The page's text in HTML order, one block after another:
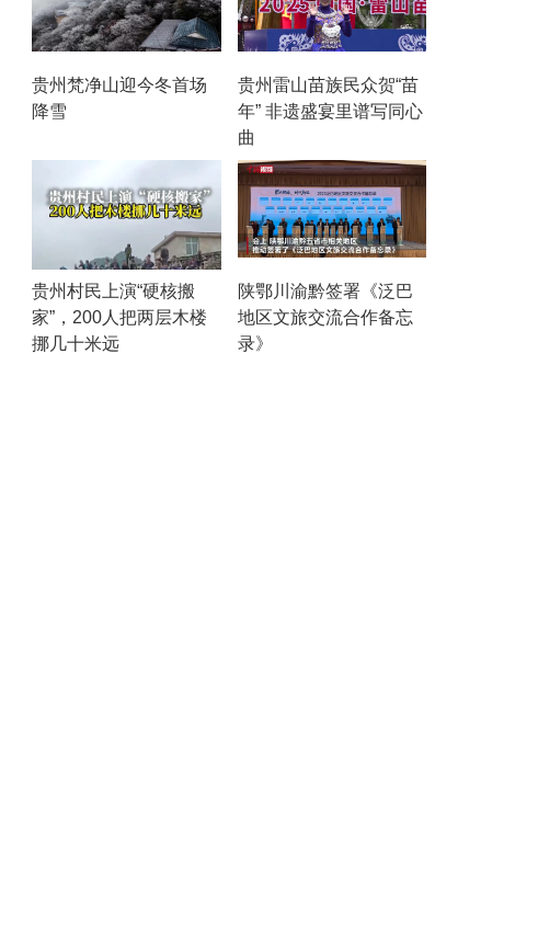
贵州梵净山迎今冬首场
降雪
贵州雷山苗族民众贺“苗
年” 非遗盛宴里谱写同心
曲
贵州村民上演“硬核搬
家”，200人把两层木楼
挪几十米远
陕鄂川渝黔签署《泛巴
地区文旅交流合作备忘
录》